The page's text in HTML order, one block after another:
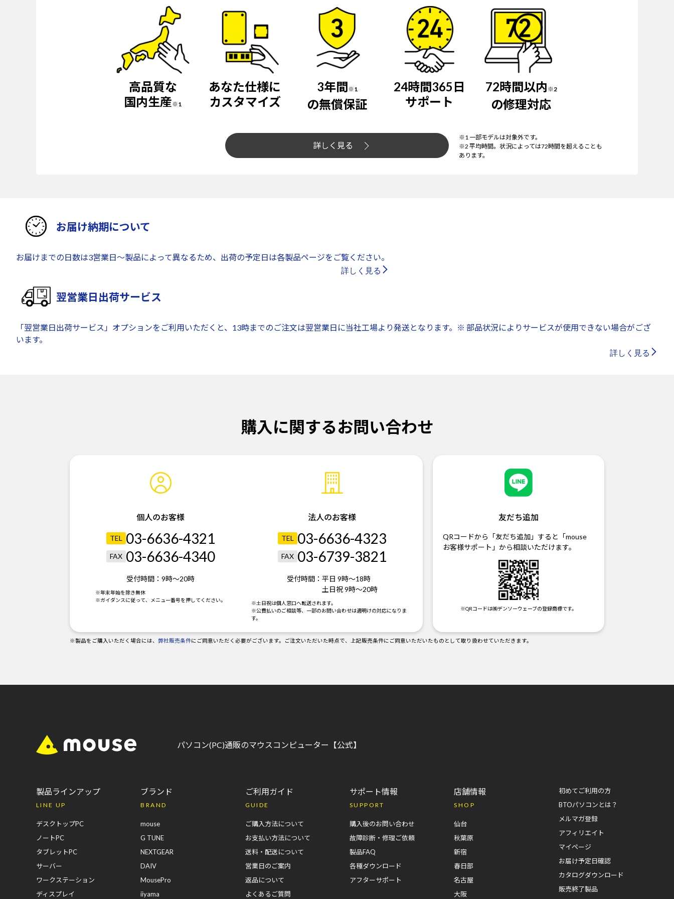
高品質な
国内生産※1
あなた仕様に
カスタマイズ
3年間※1
の無償保証
24時間365日
サポート
72時間以内 ※2
の修理対応
詳しく見る
※1 一部モデルは対象外です。
※2 平均時間。状況によっては72時間を超えることも
あります。
お届け納期について
お届けまでの日数は3営業日～製品によって異なるため、出荷の予定日は各製品ページをご覧ください。
詳しく見る
翌営業日出荷サービス
「翌営業日出荷サービス」オプションをご利用いただくと、13時までのご注文は翌営業日に当社工場より発送となります。※ 部品状況によりサービスが使用できない場合がござ
います。
詳しく見る
購入に関するお問い合わせ
個人のお客様
TEL 03-6636-4321
FAX 03-6636-4340
受付時間：9時～20時
※年末年始を除き無休
※ガイダンスに従って、メニュー番号を押してください。
法人のお客様
TEL 03-6636-4323
FAX 03-6739-3821
受付時間： 平日 9時～18時
土日祝 9時～20時
※土日祝は個人窓口へ転送されます。
※公費払いのご相談等、一部のお問い合わせは週明けの対応になりま
す。
友だち追加
QRコードから「友だち追加」すると「mouse
お客様サポート」から相談いただけます。
※QRコードは㈱デンソーウェーブの登録商標です。
※製品をご購入いただく場合には、弊社販売条件にご同意いただく必要がございます。ご注文いただいた時点で、上記販売条件にご同意いただいたものとして取り扱わせていただきます。
パソコン(PC)通販のマウスコンピューター【公式】
製品ラインアップ
LINE UP
デスクトップPC
ノートPC
タブレットPC
サーバー
ワークステーション
ディスプレイ
ブランド
BRAND
mouse
G TUNE
NEXTGEAR
DAIV
MousePro
iiyama
ご利用ガイド
GUIDE
ご購入方法について
お支払い方法について
送料・配送について
営業日のご案内
返品について
よくあるご質問
サポート情報
SUPPORT
購入後のお問い合わせ
故障診断・修理ご依頼
製品FAQ
各種ダウンロード
アフターサポート
店舗情報
SHOP
仙台
秋葉原
新宿
春日部
名古屋
大阪
初めてご利用の方
BTOパソコンとは？
メルマガ登録
アフィリエイト
マイページ
お届け予定日確認
カタログダウンロード
販売終了製品